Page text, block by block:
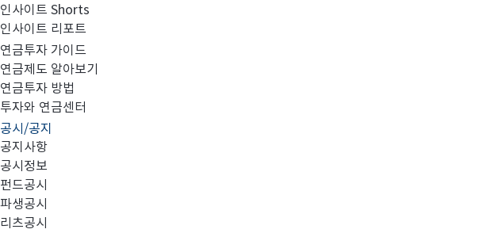
인사이트 Shorts
인사이트 리포트
연금투자 가이드
연금제도 알아보기
연금투자 방법
투자와 연금센터
공시/공지
공지사항
공시정보
펀드공시
파생공시
리츠공시
미래에셋맵스미국부동산투자신탁16호 종류A 2021년 1기 이익분배보고서
첨부파일을 확인하시기 바랍니다.